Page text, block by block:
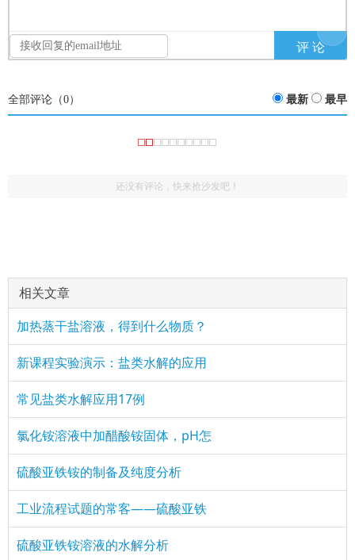
全部评论（0） 最新 最早
还没有评论，快来抢沙发吧！
相关文章
加热蒸干盐溶液，得到什么物质？
新课程实验演示：盐类水解的应用
常见盐类水解应用17例
氯化铵溶液中加醋酸铵固体，pH怎
硫酸亚铁铵的制备及纯度分析
工业流程试题的常客——硫酸亚铁
硫酸亚铁铵溶液的水解分析